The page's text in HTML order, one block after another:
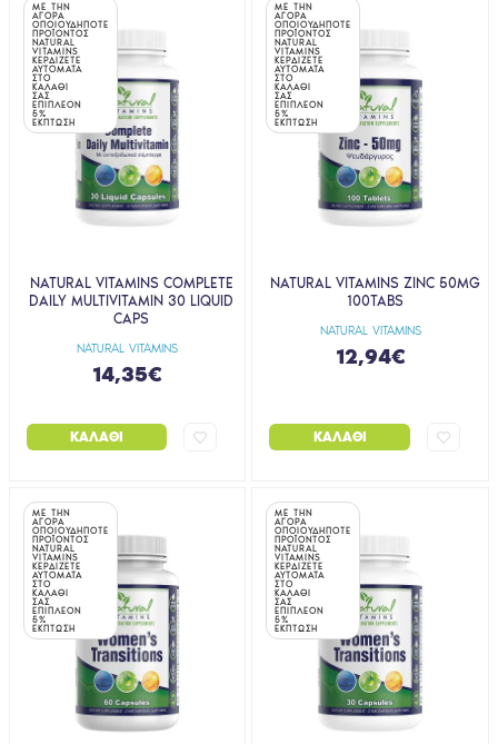
ΜΕ ΤΗΝ
ΑΓΟΡΑ
ΟΠΟΙΟΥΔΗΠΟΤΕ
ΠΡΟΪΟΝΤΟΣ
NATURAL
VITAMINS
ΚΕΡΔΙΖΕΤΕ
ΑΥΤΟΜΑΤΑ
ΣΤΟ
ΚΑΛΑΘΙ
ΣΑΣ
ΕΠΙΠΛΕΟΝ
5%
ΕΚΠΤΩΣΗ
NATURAL VITAMINS
NATURAL VITAMINS COMPLETE
DAILY MULTIVITAMIN 30 LIQUID
CAPS
14,35€
ΚΑΛΆΘΙ
ΜΕ ΤΗΝ
ΑΓΟΡΑ
ΟΠΟΙΟΥΔΗΠΟΤΕ
ΠΡΟΪΟΝΤΟΣ
NATURAL
VITAMINS
ΚΕΡΔΙΖΕΤΕ
ΑΥΤΟΜΑΤΑ
ΣΤΟ
ΚΑΛΑΘΙ
ΣΑΣ
ΕΠΙΠΛΕΟΝ
5%
ΕΚΠΤΩΣΗ
NATURAL VITAMINS
NATURAL VITAMINS ZINC 50MG
100TABS
12,94€
ΚΑΛΆΘΙ
ΜΕ ΤΗΝ
ΑΓΟΡΑ
ΟΠΟΙΟΥΔΗΠΟΤΕ
ΠΡΟΪΟΝΤΟΣ
NATURAL
VITAMINS
ΚΕΡΔΙΖΕΤΕ
ΑΥΤΟΜΑΤΑ
ΣΤΟ
ΚΑΛΑΘΙ
ΣΑΣ
ΕΠΙΠΛΕΟΝ
5%
ΕΚΠΤΩΣΗ
ΜΕ ΤΗΝ
ΑΓΟΡΑ
ΟΠΟΙΟΥΔΗΠΟΤΕ
ΠΡΟΪΟΝΤΟΣ
NATURAL
VITAMINS
ΚΕΡΔΙΖΕΤΕ
ΑΥΤΟΜΑΤΑ
ΣΤΟ
ΚΑΛΑΘΙ
ΣΑΣ
ΕΠΙΠΛΕΟΝ
5%
ΕΚΠΤΩΣΗ